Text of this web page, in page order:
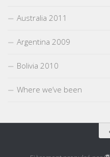
Australia 2011
Argentina 2009
Bolivia 2010
Where we’ve been